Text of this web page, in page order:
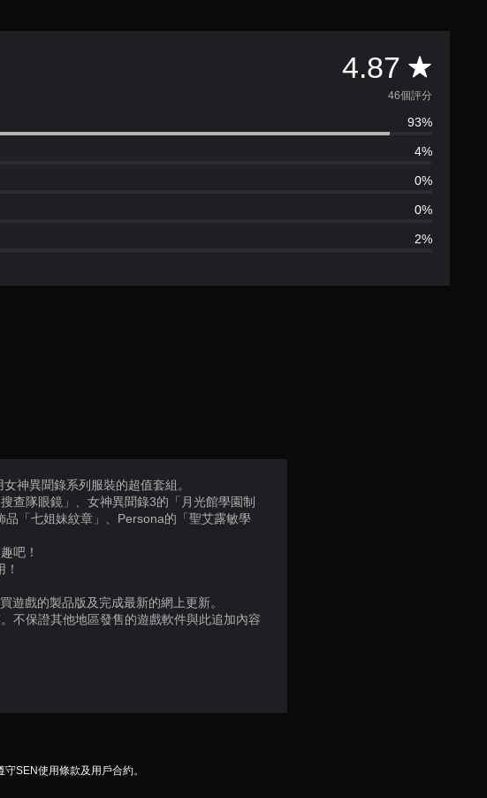
4.87 平
均
評
分
為
4
.
46個評分
93%
4%
0%
0%
2%
神異聞錄系列服裝的超值套組。
查隊眼鏡」、女神異聞錄3的「月光館學園制
「七姐妹紋章」、Persona的「聖艾露敏學
吧！
戲的製品版及完成最新的網上更新。
不保證其他地區發售的遊戲軟件與此追加內容
SEN使用條款及用戶合約。